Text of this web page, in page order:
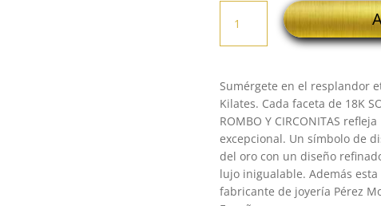
SORTIJA
ORO
PIEDRA
EN
ROMBO
Y
CIRCONITAS
cantidad
Sumérgete en el resplandor
Kilates. Cada faceta de 18K
ROMBO Y CIRCONITAS
excepcional. Un símbolo de
del oro con un diseño
lujo inigualable. Además
fabricante de joyería Pérez